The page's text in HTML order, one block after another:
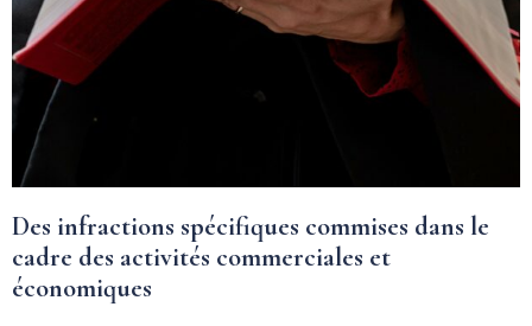
Des infractions spécifiques commises dans le
cadre des activités commerciales et
économiques